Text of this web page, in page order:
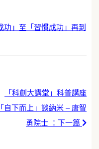
」至「習慣成功」再到
「科創大講堂」科普講座
「自下而上」談納米 – 唐智
勇院士 ：下一篇